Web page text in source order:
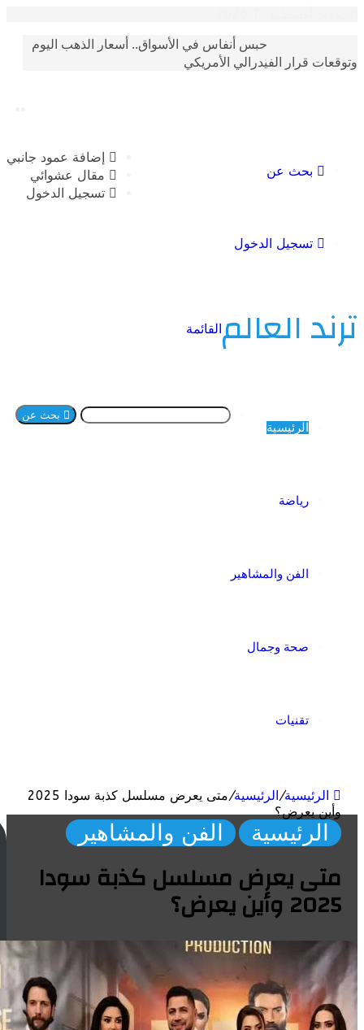
حكم قضائي يهز مواقع التواصل: المؤبد غيابيًا لـ
بتهمة تهريب المخدرات
إضافة عمود جانبي
مقال عشوائي
تسجيل الدخول
بحث عن
تسجيل الدخول
العالمالقائمة
الفن والمشاهير
صحة وجمال
بحث عن
/الرئيسية/
متى يعرض مسلسل كذبة سودا 2025
يعرض؟
الفن والمشاهير
يعرض مسلسل كذبة سودا
يعرض؟
ال
م